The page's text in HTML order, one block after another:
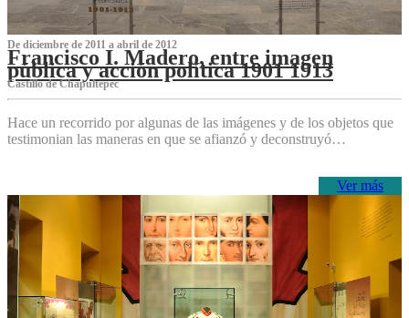
De diciembre de 2011 a abril de 2012
Francisco I. Madero, entre imagen
pública y acción política 1901 1913
Castillo de Chapultepec
Hace un recorrido por algunas de las imágenes y de los objetos que
testimonian las maneras en que se afianzó y deconstruyó…
Ver más